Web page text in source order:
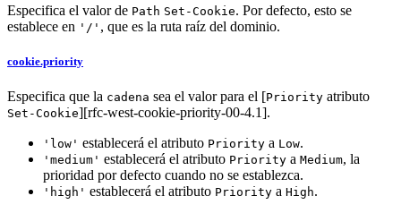
Especifica el valor de Path Set-Cookie. Por defecto, esto se
establece en '/' , que es la ruta raíz del dominio.
cookie.priority
Especifica que la cadena sea el valor para el [Priority atributo
Set-Cookie][rfc-west-cookie-priority-00-4.1].
'low' establecerá el atributo Priority a Low.
'medium' establecerá el atributo Priority a Medium, la
prioridad por defecto cuando no se establezca.
'high' establecerá el atributo Priority a High.